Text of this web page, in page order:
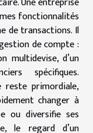
fonctionnalités
de transactions. Il
de compte :
multidevise, d’un
spécifiques.
reste primordiale,
changer à
ou diversifie ses
le regard d’un